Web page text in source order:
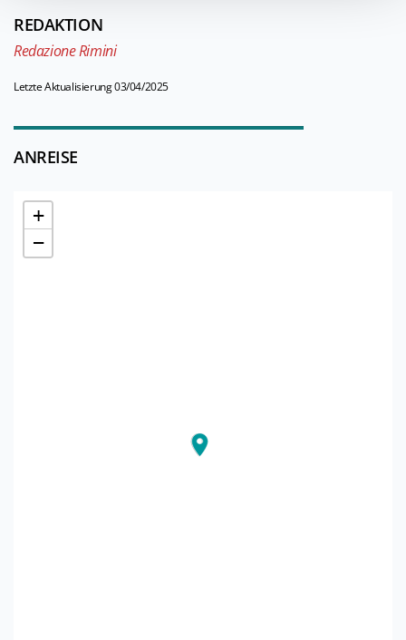
REDAKTION
Redazione Rimini
Letzte Aktualisierung 03/04/2025
ANREISE
+
−